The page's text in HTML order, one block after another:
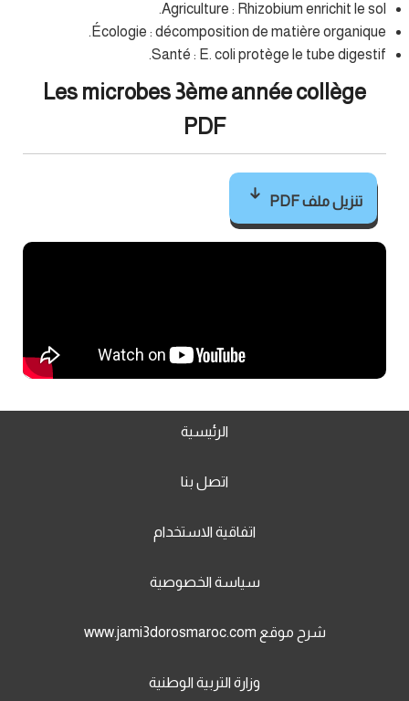
Agriculture : Rhizobium enrichit le sol.
Écologie : décomposition de matière organique.
Santé : E. coli protège le tube digestif.
Les microbes 3ème année collège
PDF
تنزيل ملف PDF
الرئيسية
اتصل بنا
اتفاقية الاستخدام
سياسة الخصوصية
شرح موقع www.jami3dorosmaroc.com
وزارة التربية الوطنية